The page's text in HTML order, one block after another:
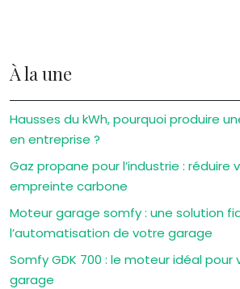
À la une
Hausses du kWh, pourquoi produire
en entreprise ?
Gaz propane pour l’industrie :
empreinte carbone
Moteur garage somfy : une solution
l’automatisation de votre garage
Somfy GDK 700 : le moteur idéal
garage